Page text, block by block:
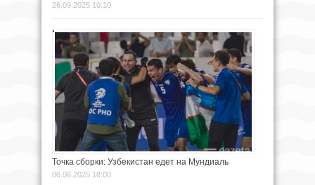
26.09.2025 10:10
Точка сборки: Узбекистан едет на Мундиаль
06.06.2025 18:00